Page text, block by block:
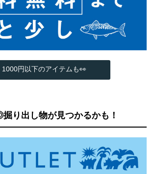
1000円以下のアイテムも👀
り出し物が見つかるかも！